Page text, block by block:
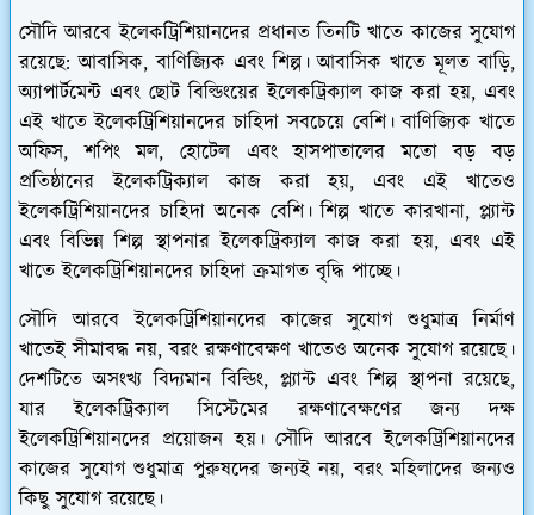
সৌদি আরবে ইলেকট্রিশিয়ানদের প্রধানত তিনটি খাতে কাজের সুযোগ
রয়েছে: আবাসিক, বাণিজ্যিক এবং শিল্প। আবাসিক খাতে মূলত বাড়ি,
অ্যাপার্টমেন্ট এবং ছোট বিল্ডিংয়ের ইলেকট্রিক্যাল কাজ করা হয়, এবং
এই খাতে ইলেকট্রিশিয়ানদের চাহিদা সবচেয়ে বেশি। বাণিজ্যিক খাতে
অফিস, শপিং মল, হোটেল এবং হাসপাতালের মতো বড় বড়
প্রতিষ্ঠানের ইলেকট্রিক্যাল কাজ করা হয়, এবং এই খাতেও
ইলেকট্রিশিয়ানদের চাহিদা অনেক বেশি। শিল্প খাতে কারখানা, প্ল্যান্ট
এবং বিভিন্ন শিল্প স্থাপনার ইলেকট্রিক্যাল কাজ করা হয়, এবং এই
খাতে ইলেকট্রিশিয়ানদের চাহিদা ক্রমাগত বৃদ্ধি পাচ্ছে।
সৌদি আরবে ইলেকট্রিশিয়ানদের কাজের সুযোগ শুধুমাত্র নির্মাণ
খাতেই সীমাবদ্ধ নয়, বরং রক্ষণাবেক্ষণ খাতেও অনেক সুযোগ রয়েছে।
দেশটিতে অসংখ্য বিদ্যমান বিল্ডিং, প্ল্যান্ট এবং শিল্প স্থাপনা রয়েছে,
যার ইলেকট্রিক্যাল সিস্টেমের রক্ষণাবেক্ষণের জন্য দক্ষ
ইলেকট্রিশিয়ানদের প্রয়োজন হয়। সৌদি আরবে ইলেকট্রিশিয়ানদের
কাজের সুযোগ শুধুমাত্র পুরুষদের জন্যই নয়, বরং মহিলাদের জন্যও
কিছু সুযোগ রয়েছে।